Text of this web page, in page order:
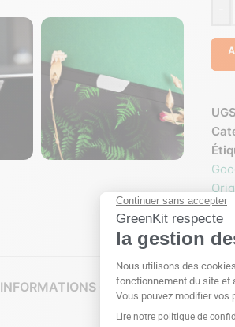
Salon
INFORMATIONS COMPLÉMENTAIRES